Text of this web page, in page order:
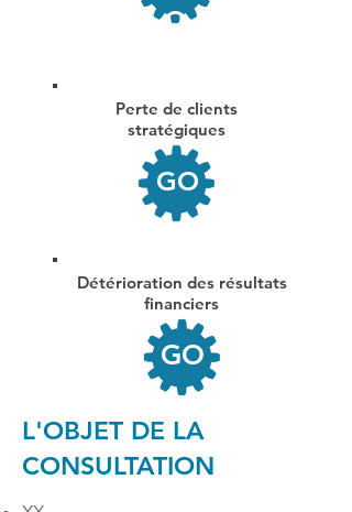
Perte de clients
stratégiques
GO
Détérioration des résultats
financiers
GO
O
L'OBJET DE LA
CONSULTATION